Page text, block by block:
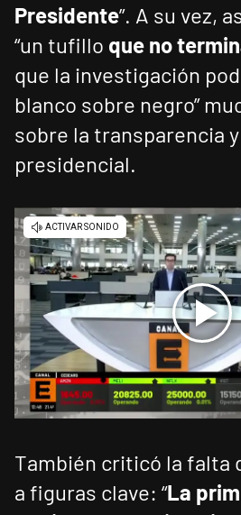
Presidente”. A su vez,
“un tufillo que no
que la investigación
blanco sobre negro”
sobre la transparencia
presidencial.
También criticó la falta
a figuras clave: “La